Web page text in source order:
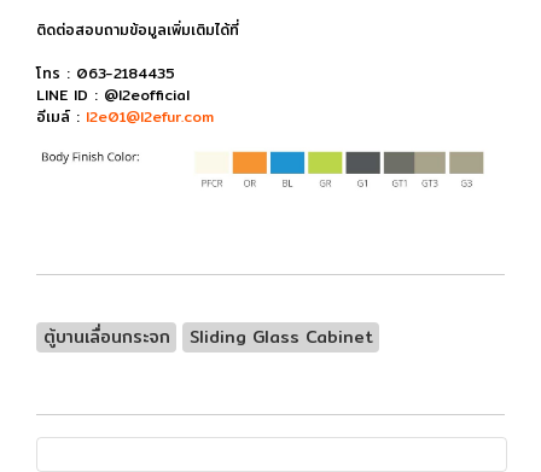
ติดต่อสอบถามข้อมูลเพิ่มเติมได้ที่
โทร : 063-2184435
LINE ID : @l2eofficial
อีเมล์ : l2e01@l2efur.com
ตู้บานเลื่อนกระจก Sliding Glass Cabinet